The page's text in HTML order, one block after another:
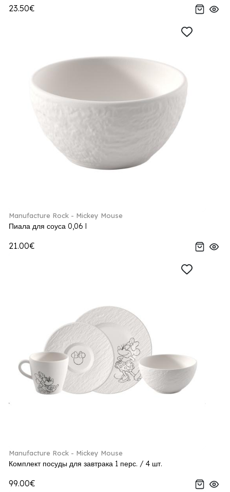
23.50€
Manufacture Rock - Mickey Mouse
Пиала для соуса 0,06 l
21.00€
Manufacture Rock - Mickey Mouse
Комплект посуды для завтрака 1 перс. / 4 шт.
99.00€